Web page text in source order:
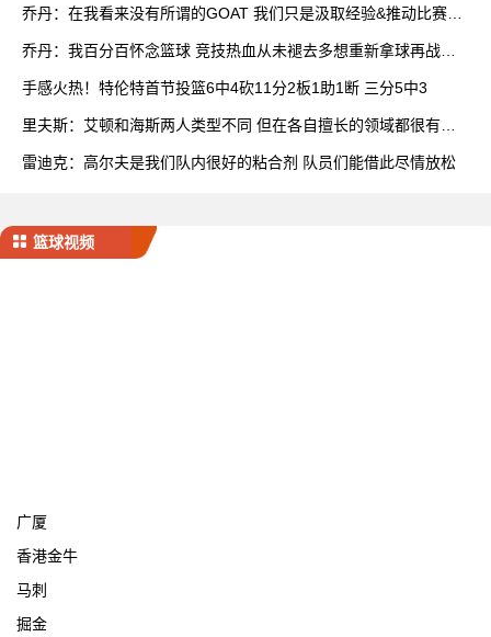
乔丹：在我看来没有所谓的GOAT 我们只是汲取经验&推动比赛发
乔丹：我百分百怀念篮球 竞技热血从未褪去多想重新拿球再战一
手感火热！特伦特首节投篮6中4砍11分2板1助1断 三分5中3
里夫斯：艾顿和海斯两人类型不同 但在各自擅长的领域都很有效
雷迪克：高尔夫是我们队内很好的粘合剂 队员们能借此尽情放松
篮球视频
广厦
香港金牛
马刺
掘金